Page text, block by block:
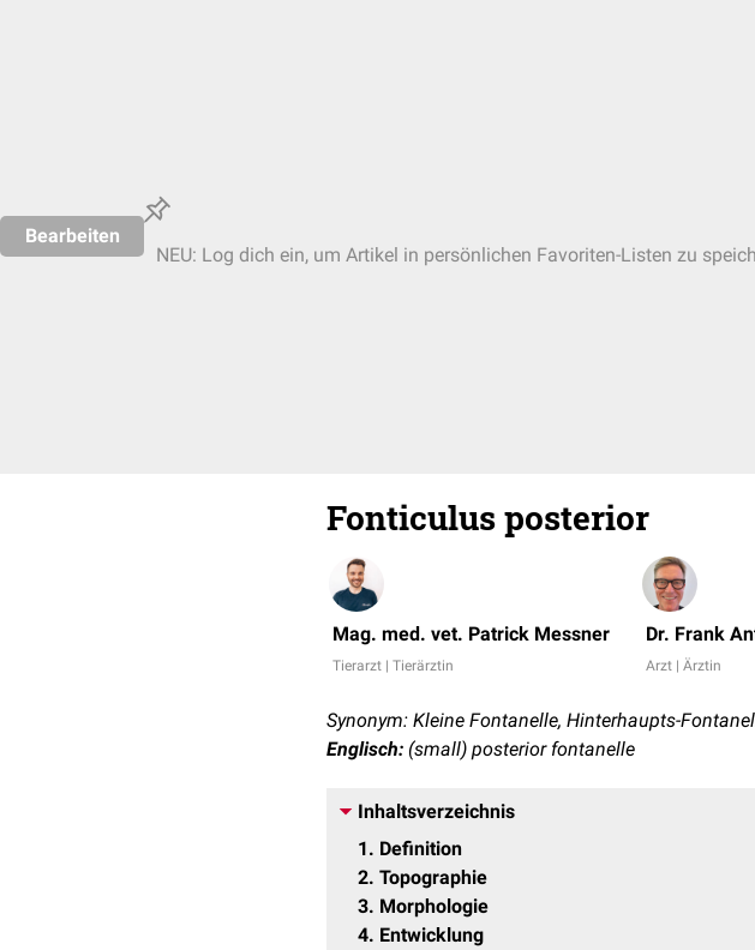
Bearbeiten
NEU: Log dich ein, um Artikel in persönlichen Favoriten-Listen zu
Fonticulus posterior
Mag. med. vet. Patrick Messner
Tierarzt | Tierärztin
Dr. Frank
Arzt | Ärztin
Synonym: Kleine Fontanelle, Hinterhaupts-
Englisch: (small) posterior fontanelle
Inhaltsverzeichnis
1
Definition
2 Topographie
3 Morphologie
4 Entwicklung